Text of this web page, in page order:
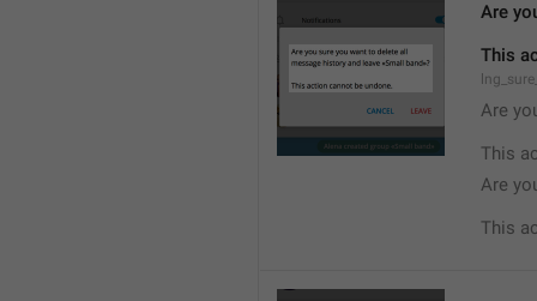
Are
This
Are
This
Are
This